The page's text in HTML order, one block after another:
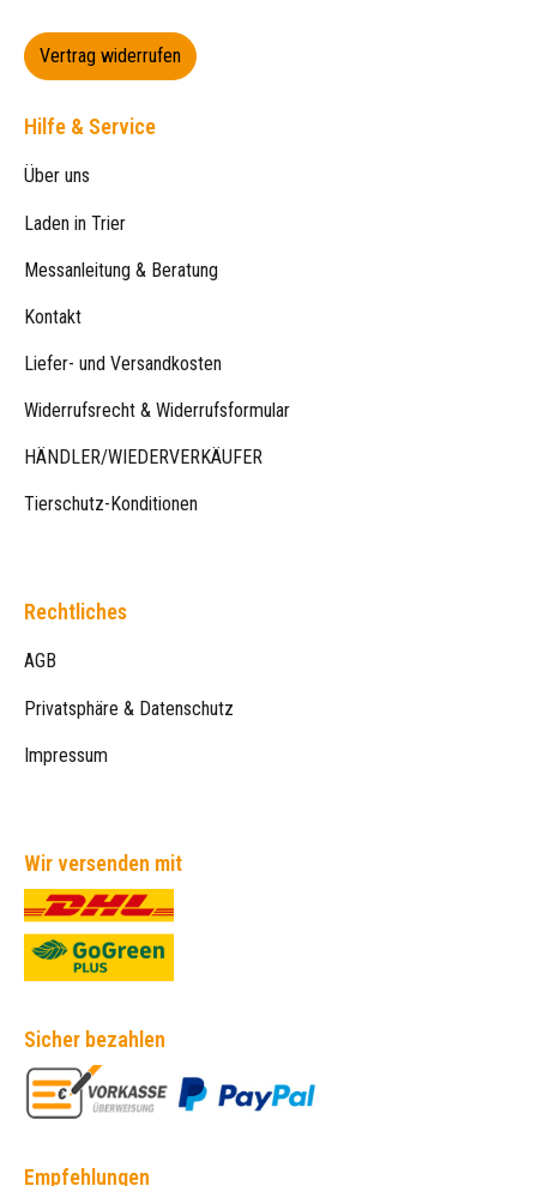
Vertrag widerrufen
Hilfe & Service
Über uns
Laden in Trier
Messanleitung & Beratung
Kontakt
Liefer- und Versandkosten
Widerrufsrecht & Widerrufsformular
HÄNDLER/WIEDERVERKÄUFER
Tierschutz-Konditionen
Rechtliches
AGB
Privatsphäre & Datenschutz
Impressum
Wir versenden mit
Sicher bezahlen
Empfehlungen